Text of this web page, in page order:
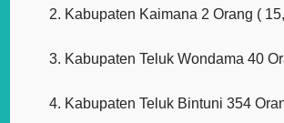
Kabupaten Kaimana 2 Orang (
Kabupaten Teluk Wondama 40
Kabupaten Teluk Bintuni 354